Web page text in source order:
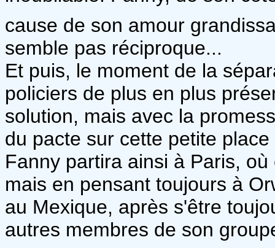
cause de son amour
semble pas réciproque...
Et puis, le moment de la
policiers de plus en plus
solution, mais avec la
du pacte sur cette petite
Fanny partira ainsi à Paris,
mais en pensant toujours à
au Mexique, après s'être
autres membres de son